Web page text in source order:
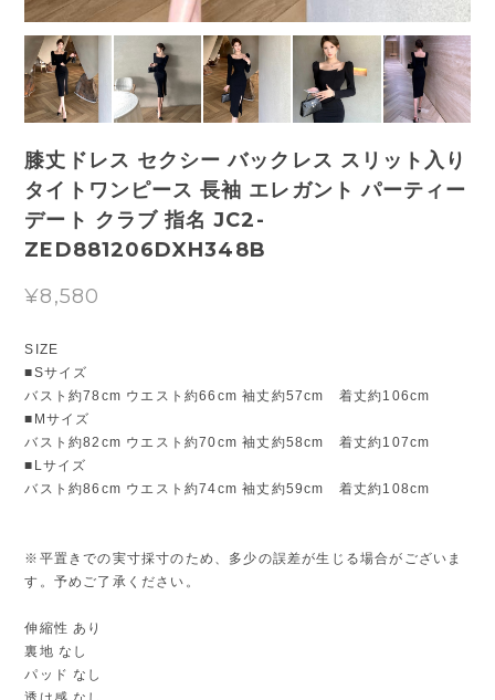
膝丈ドレス セクシー バックレス スリット入り
タイトワンピース 長袖 エレガント パーティー
デート クラブ 指名 JC2-
ZED881206DXH348B
¥8,580
SIZE
■Sサイズ
バスト約78cm ウエスト約66cm 袖丈約57cm 着丈約106cm
■Mサイズ
バスト約82cm ウエスト約70cm 袖丈約58cm 着丈約107cm
■Lサイズ
バスト約86cm ウエスト約74cm 袖丈約59cm 着丈約108cm
※平置きでの実寸採寸のため、多少の誤差が生じる場合がございま
す。予めご了承ください。
伸縮性 あり
裏地 なし
パッド なし